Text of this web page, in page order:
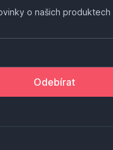
o našich produktech
Odebírat